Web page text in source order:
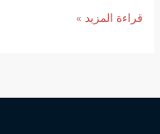
جلب
أقوى
قراءة المزيد »